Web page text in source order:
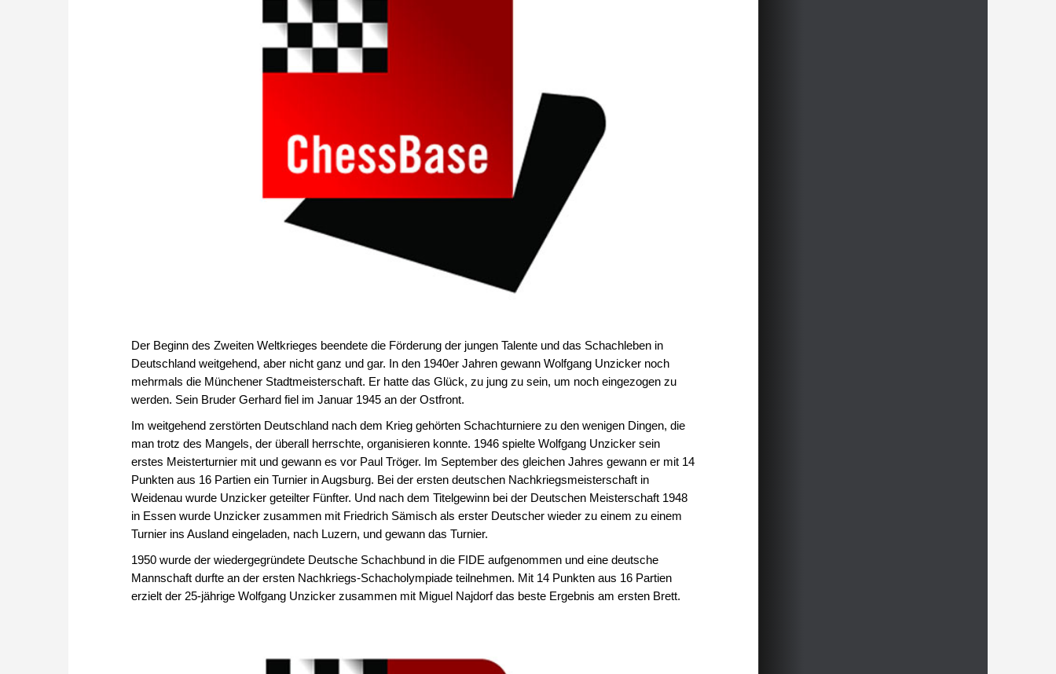
Der Beginn des Zweiten Weltkrieges beendete die Förderung der jungen Talente und das Schachleben in
Deutschland weitgehend, aber nicht ganz und gar. In den 1940er Jahren gewann Wolfgang Unzicker noch
mehrmals die Münchener Stadtmeisterschaft. Er hatte das Glück, zu jung zu sein, um noch eingezogen zu
werden. Sein Bruder Gerhard fiel im Januar 1945 an der Ostfront.
Im weitgehend zerstörten Deutschland nach dem Krieg gehörten Schachturniere zu den wenigen Dingen, die
man trotz des Mangels, der überall herrschte, organisieren konnte. 1946 spielte Wolfgang Unzicker sein
erstes Meisterturnier mit und gewann es vor Paul Tröger. Im September des gleichen Jahres gewann er mit 14
Punkten aus 16 Partien ein Turnier in Augsburg. Bei der ersten deutschen Nachkriegsmeisterschaft in
Weidenau wurde Unzicker geteilter Fünfter. Und nach dem Titelgewinn bei der Deutschen Meisterschaft 1948
in Essen wurde Unzicker zusammen mit Friedrich Sämisch als erster Deutscher wieder zu einem zu einem
Turnier ins Ausland eingeladen, nach Luzern, und gewann das Turnier.
1950 wurde der wiedergegründete Deutsche Schachbund in die FIDE aufgenommen und eine deutsche
Mannschaft durfte an der ersten Nachkriegs-Schacholympiade teilnehmen. Mit 14 Punkten aus 16 Partien
erzielt der 25-jährige Wolfgang Unzicker zusammen mit Miguel Najdorf das beste Ergebnis am ersten Brett.